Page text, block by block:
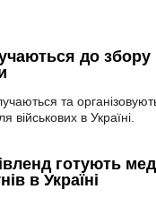
до збору
та
військових в Україні.
готують
в Україні